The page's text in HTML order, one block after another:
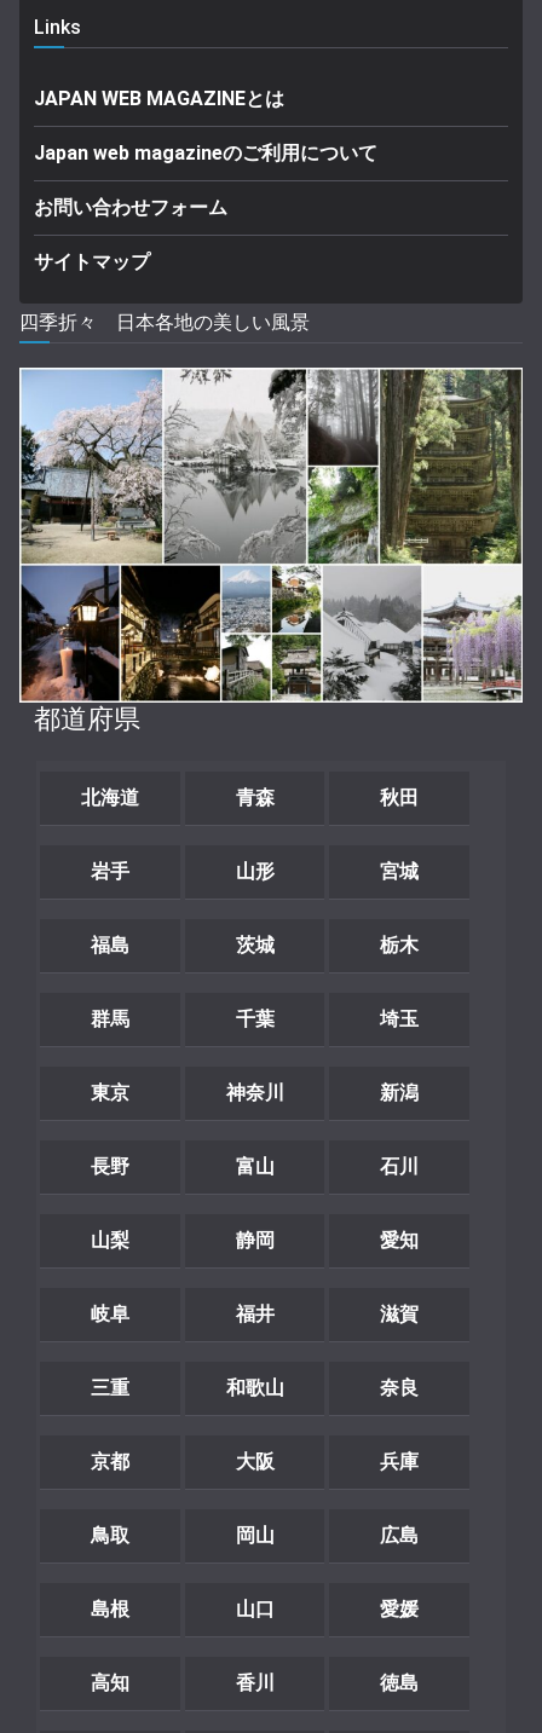
Links
JAPAN WEB MAGAZINEとは
Japan web magazineのご利用について
お問い合わせフォーム
サイトマップ
四季折々 日本各地の美しい風景
都道府県
北海道 青森 秋田
岩手 山形 宮城
福島 茨城 栃木
群馬 千葉 埼玉
東京 神奈川 新潟
長野 富山 石川
山梨 静岡 愛知
岐阜 福井 滋賀
三重 和歌山 奈良
京都 大阪 兵庫
鳥取 岡山 広島
島根 山口 愛媛
高知 香川 徳島